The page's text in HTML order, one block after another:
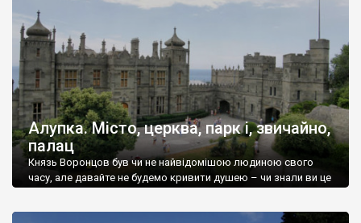
Алупка. Місто, церква, парк і, звичайно,
палац
Князь Воронцов був чи не найвідомішою людиною свого
часу, але давайте не будемо кривити душею – чи знали ви це